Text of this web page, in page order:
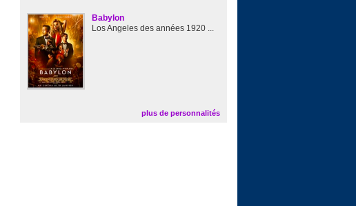
Babylon
Los Angeles des années 1920 ...
plus de personnalités